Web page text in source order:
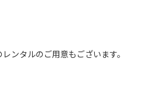
ンタルのご用意もございます。